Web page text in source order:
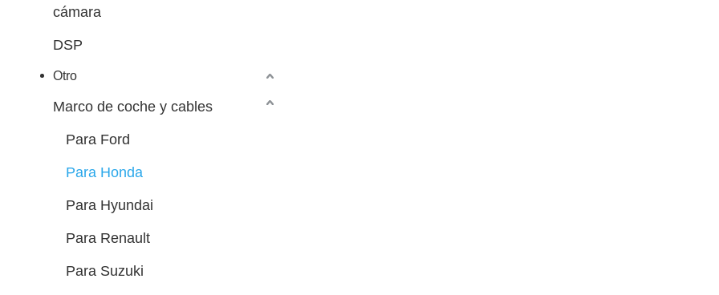
cámara
DSP
Otro
Marco de coche y cables
Para Ford
Para Honda
Para Hyundai
Para Renault
Para Suzuki